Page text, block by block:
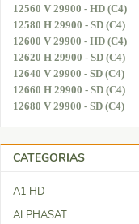
12560 V 29900 - HD (C4)
12580 H 29900 - SD (C4)
12600 V 29900 - HD (C4)
12620 H 29900 - SD (C4)
12640 V 29900 - SD (C4)
12660 H 29900 - SD (C4)
12680 V 29900 - SD (C4)
CATEGORIAS
A1 HD
ALPHASAT